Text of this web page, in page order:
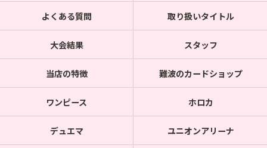
よくある質問 取り扱いタイトル
大会結果 スタッフ
当店の特徴 難波のカードショップ
ワンピース ホロカ
デュエマ ユニオンアリーナ